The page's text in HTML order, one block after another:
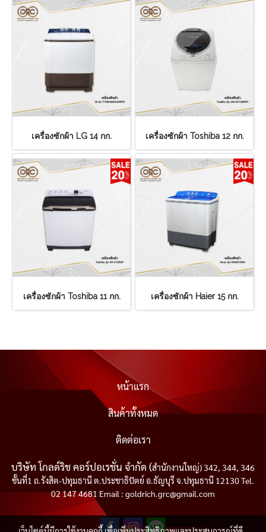
เครื่องซักผ้า LG 14 กก. เครื่องซักผ้า Toshiba 12 กก.
เครื่องซักผ้า Toshiba 11 กก. เครื่องซักผ้า Haier 15 กก.
หน้าแรก
สินค้าทั้งหมด
ติดต่อเรา
บริษัท โกลด์ริช คอร์ปอเรชั่น จำกัด (สำนักงานใหญ่) 342, 344, 346
ชั้นที่1 ถ.รังสิต-ปทุมธานี ต.ประชาธิปัตย์ อ.ธัญบุรี จ.ปทุมธานี 12130 Tel.
02 147 4681 Email : goldrich.grc@gmail.com